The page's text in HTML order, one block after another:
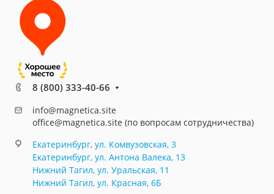
8 (800) 333-40-66
info@magnetica.site
office@magnetica.site (по вопросам сотрудничества)
Екатеринбург, ул. Комвузовская, 3
Екатеринбург, ул. Антона Валека, 13
Нижний Тагил, ул. Уральская, 11
Нижний Тагил, ул. Красная, 6Б